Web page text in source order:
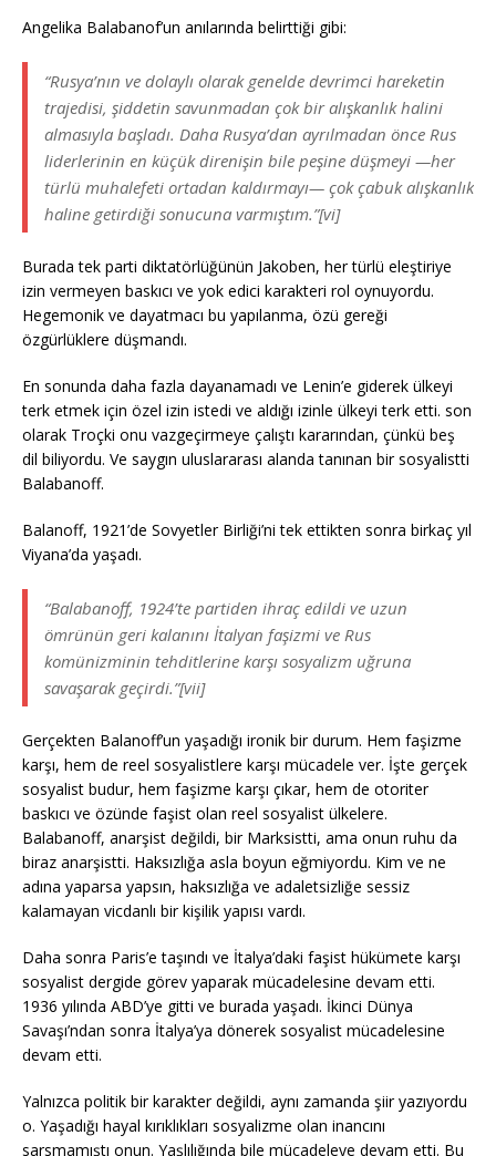
Angelika Balabanof’un anılarında belirttiği gibi:
“Rusya’nın ve dolaylı olarak genelde devrimci hareketin
trajedisi, şiddetin savunmadan çok bir alışkanlık halini
almasıyla başladı. Daha Rusya’dan ayrılmadan önce Rus
liderlerinin en küçük direnişin bile peşine düşmeyi —her
türlü muhalefeti ortadan kaldırmayı— çok çabuk alışkanlık
haline getirdiği sonucuna varmıştım.”[vi]
Burada tek parti diktatörlüğünün Jakoben, her türlü eleştiriye
izin vermeyen baskıcı ve yok edici karakteri rol oynuyordu.
Hegemonik ve dayatmacı bu yapılanma, özü gereği
özgürlüklere düşmandı.
En sonunda daha fazla dayanamadı ve Lenin’e giderek ülkeyi
terk etmek için özel izin istedi ve aldığı izinle ülkeyi terk etti. son
olarak Troçki onu vazgeçirmeye çalıştı kararından, çünkü beş
dil biliyordu. Ve saygın uluslararası alanda tanınan bir sosyalistti
Balabanoff.
Balanoff, 1921’de Sovyetler Birliği’ni tek ettikten sonra birkaç yıl
Viyana’da yaşadı.
“Balabanoff, 1924’te partiden ihraç edildi ve uzun
ömrünün geri kalanını İtalyan faşizmi ve Rus
komünizminin tehditlerine karşı sosyalizm uğruna
savaşarak geçirdi.”[vii]
Gerçekten Balanoff’un yaşadığı ironik bir durum. Hem faşizme
karşı, hem de reel sosyalistlere karşı mücadele ver. İşte gerçek
sosyalist budur, hem faşizme karşı çıkar, hem de otoriter
baskıcı ve özünde faşist olan reel sosyalist ülkelere.
Balabanoff, anarşist değildi, bir Marksistti, ama onun ruhu da
biraz anarşistti. Haksızlığa asla boyun eğmiyordu. Kim ve ne
adına yaparsa yapsın, haksızlığa ve adaletsizliğe sessiz
kalamayan vicdanlı bir kişilik yapısı vardı.
Daha sonra Paris’e taşındı ve İtalya’daki faşist hükümete karşı
sosyalist dergide görev yaparak mücadelesine devam etti.
1936 yılında ABD’ye gitti ve burada yaşadı. İkinci Dünya
Savaşı’ndan sonra İtalya’ya dönerek sosyalist mücadelesine
devam etti.
Yalnızca politik bir karakter değildi, aynı zamanda şiir yazıyordu
o. Yaşadığı hayal kırıklıkları sosyalizme olan inancını
sarsmamıştı onun. Yaşlılığında bile mücadeleye devam etti. Bu